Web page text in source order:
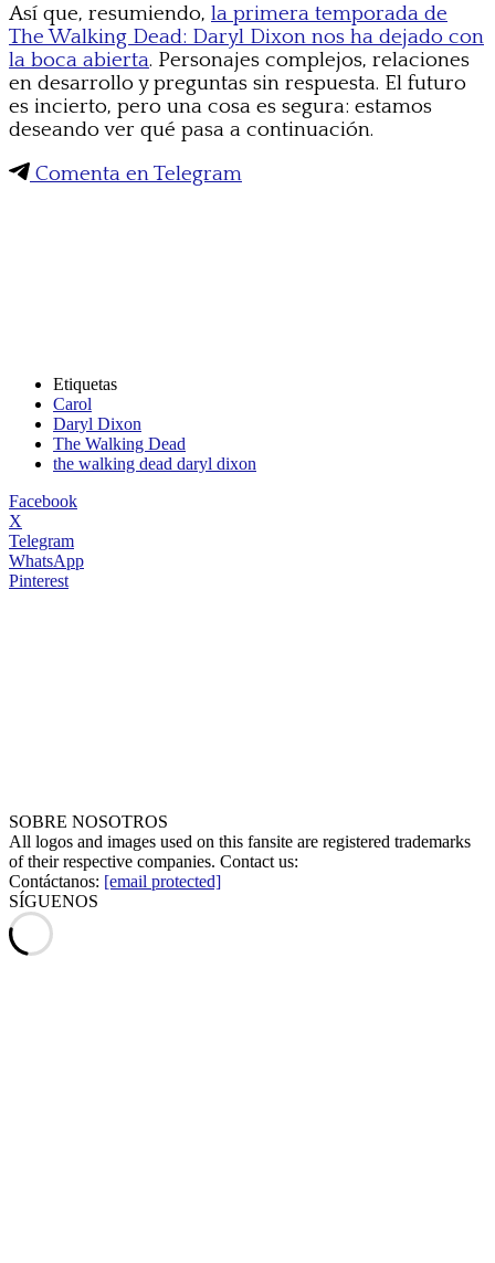
Así que, resumiendo, la primera temporada de
The Walking Dead: Daryl Dixon nos ha dejado con
la boca abierta. Personajes complejos, relaciones
en desarrollo y preguntas sin respuesta. El futuro
es incierto, pero una cosa es segura: estamos
deseando ver qué pasa a continuación.
Comenta en Telegram
Etiquetas
Carol
Daryl Dixon
The Walking Dead
the walking dead daryl dixon
Facebook
X
Telegram
WhatsApp
Pinterest
SOBRE NOSOTROS
All logos and images used on this fansite are registered trademarks
of their respective companies. Contact us:
Contáctanos: [email protected]
SÍGUENOS